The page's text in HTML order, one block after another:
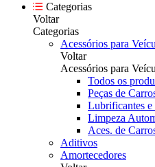
Categorias
Voltar
Categorias
Acessórios para
Voltar
Acessórios para
Todos os
Peças de
Lubrificantes e
Limpeza
Aces. de
Aditivos
Amortecedores